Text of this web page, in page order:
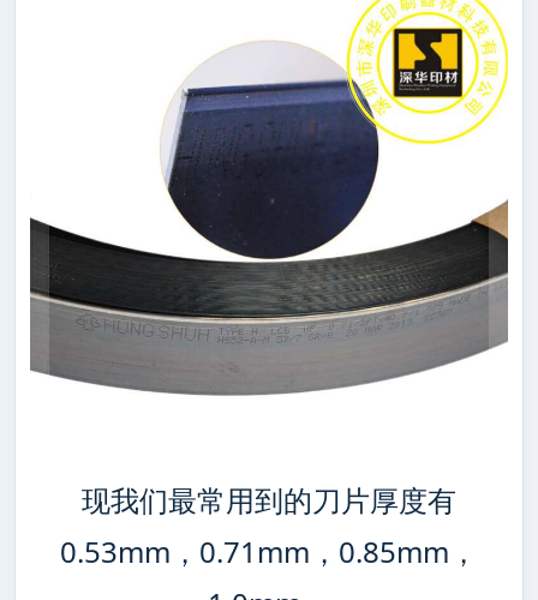
现我们最常用到的刀片厚度有
0.53mm，0.71mm，0.85mm，